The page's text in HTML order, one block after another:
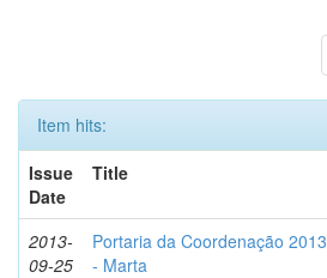
Item hits:
Issue
Date
Title
2013-
09-25
Portaria da Coordenação 2013
- Marta